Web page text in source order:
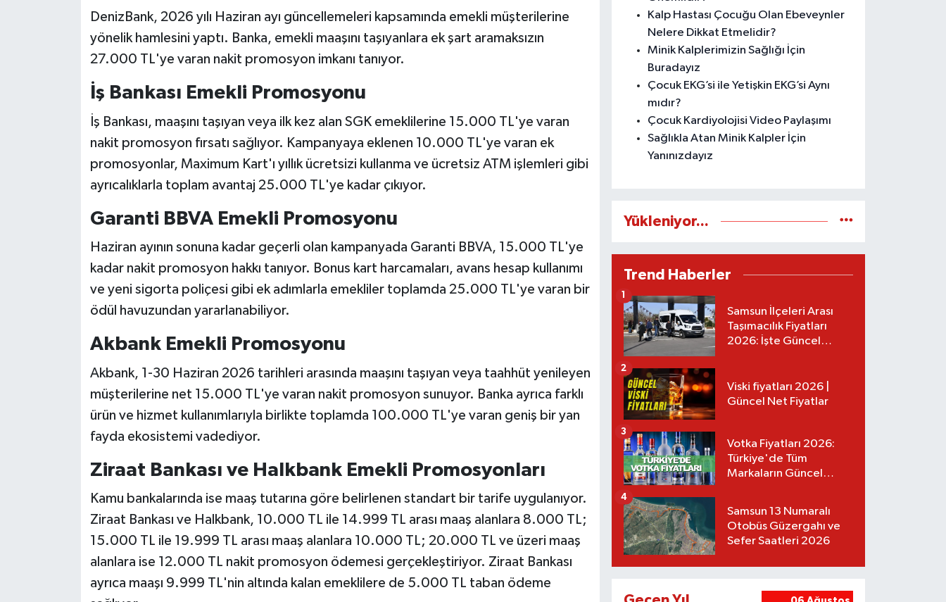
DenizBank, 2026 yılı Haziran ayı güncellemeleri kapsamında emekli müşterilerine
yönelik hamlesini yaptı. Banka, emekli maaşını taşıyanlara ek şart aramaksızın
27.000 TL'ye varan nakit promosyon imkanı tanıyor.
İş Bankası Emekli Promosyonu
İş Bankası, maaşını taşıyan veya ilk kez alan SGK emeklilerine 15.000 TL'ye varan
nakit promosyon fırsatı sağlıyor. Kampanyaya eklenen 10.000 TL'ye varan ek
promosyonlar, Maximum Kart'ı yıllık ücretsizi kullanma ve ücretsiz ATM işlemleri gibi
ayrıcalıklarla toplam avantaj 25.000 TL'ye kadar çıkıyor.
Garanti BBVA Emekli Promosyonu
Haziran ayının sonuna kadar geçerli olan kampanyada Garanti BBVA, 15.000 TL'ye
kadar nakit promosyon hakkı tanıyor. Bonus kart harcamaları, avans hesap kullanımı
ve yeni sigorta poliçesi gibi ek adımlarla emekliler toplamda 25.000 TL'ye varan bir
ödül havuzundan yararlanabiliyor.
Akbank Emekli Promosyonu
Akbank, 1-30 Haziran 2026 tarihleri arasında maaşını taşıyan veya taahhüt yenileyen
müşterilerine net 15.000 TL'ye varan nakit promosyon sunuyor. Banka ayrıca farklı
ürün ve hizmet kullanımlarıyla birlikte toplamda 100.000 TL'ye varan geniş bir yan
fayda ekosistemi vadediyor.
Ziraat Bankası ve Halkbank Emekli Promosyonları
Kamu bankalarında ise maaş tutarına göre belirlenen standart bir tarife uygulanıyor.
Ziraat Bankası ve Halkbank, 10.000 TL ile 14.999 TL arası maaş alanlara 8.000 TL;
15.000 TL ile 19.999 TL arası maaş alanlara 10.000 TL; 20.000 TL ve üzeri maaş
alanlara ise 12.000 TL nakit promosyon ödemesi gerçekleştiriyor. Ziraat Bankası
ayrıca maaşı 9.999 TL'nin altında kalan emeklilere de 5.000 TL taban ödeme
Kalp Hastası Çocuğu Olan Ebeveynler
Nelere Dikkat Etmelidir?
Minik Kalplerimizin Sağlığı İçin
Buradayız
Çocuk EKG’si ile Yetişkin EKG’si Aynı
mıdır?
Çocuk Kardiyolojisi Video Paylaşımı
Sağlıkla Atan Minik Kalpler İçin
Yanınızdayız
Yükleniyor...
Trend Haberler
Samsun İlçeleri Arası
Taşımacılık Fiyatları
2026: İşte Güncel
1
Viski fiyatları 2026 |
Güncel Net Fiyatlar
2
Votka Fiyatları 2026:
Türkiye'de Tüm
Markaların Güncel
3
Samsun 13 Numaralı
Otobüs Güzergahı ve
Sefer Saatleri 2026
4